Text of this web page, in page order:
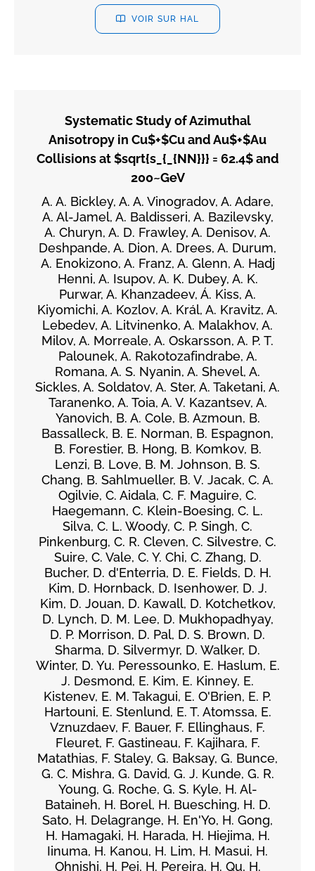
VOIR SUR HAL
Systematic Study of Azimuthal
Anisotropy in Cu$+$Cu and Au$+$Au
Collisions at $sqrt{s_{_{NN}}} = 62.4$ and
200~GeV
A. A. Bickley, A. A. Vinogradov, A. Adare,
A. Al-Jamel, A. Baldisseri, A. Bazilevsky,
A. Churyn, A. D. Frawley, A. Denisov, A.
Deshpande, A. Dion, A. Drees, A. Durum,
A. Enokizono, A. Franz, A. Glenn, A. Hadj
Henni, A. Isupov, A. K. Dubey, A. K.
Purwar, A. Khanzadeev, Á. Kiss, A.
Kiyomichi, A. Kozlov, A. Král, A. Kravitz, A.
Lebedev, A. Litvinenko, A. Malakhov, A.
Milov, A. Morreale, A. Oskarsson, A. P. T.
Palounek, A. Rakotozafindrabe, A.
Romana, A. S. Nyanin, A. Shevel, A.
Sickles, A. Soldatov, A. Ster, A. Taketani, A.
Taranenko, A. Toia, A. V. Kazantsev, A.
Yanovich, B. A. Cole, B. Azmoun, B.
Bassalleck, B. E. Norman, B. Espagnon,
B. Forestier, B. Hong, B. Komkov, B.
Lenzi, B. Love, B. M. Johnson, B. S.
Chang, B. Sahlmueller, B. V. Jacak, C. A.
Ogilvie, C. Aidala, C. F. Maguire, C.
Haegemann, C. Klein-Boesing, C. L.
Silva, C. L. Woody, C. P. Singh, C.
Pinkenburg, C. R. Cleven, C. Silvestre, C.
Suire, C. Vale, C. Y. Chi, C. Zhang, D.
Bucher, D. d'Enterria, D. E. Fields, D. H.
Kim, D. Hornback, D. Isenhower, D. J.
Kim, D. Jouan, D. Kawall, D. Kotchetkov,
D. Lynch, D. M. Lee, D. Mukhopadhyay,
D. P. Morrison, D. Pal, D. S. Brown, D.
Sharma, D. Silvermyr, D. Walker, D.
Winter, D. Yu. Peressounko, E. Haslum, E.
J. Desmond, E. Kim, E. Kinney, E.
Kistenev, E. M. Takagui, E. O'Brien, E. P.
Hartouni, E. Stenlund, E. T. Atomssa, E.
Vznuzdaev, F. Bauer, F. Ellinghaus, F.
Fleuret, F. Gastineau, F. Kajihara, F.
Matathias, F. Staley, G. Baksay, G. Bunce,
G. C. Mishra, G. David, G. J. Kunde, G. R.
Young, G. Roche, G. S. Kyle, H. Al-
Bataineh, H. Borel, H. Buesching, H. D.
Sato, H. Delagrange, H. En'Yo, H. Gong,
H. Hamagaki, H. Harada, H. Hiejima, H.
Iinuma, H. Kanou, H. Lim, H. Masui, H.
Ohnishi, H. Pei, H. Pereira, H. Qu, H.